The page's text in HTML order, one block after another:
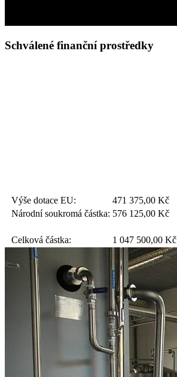
Schválené finanční prostředky
Výše dotace EU: 471 375,00 Kč
Národní soukromá částka: 576 125,00 Kč
Celková částka: 1 047 500,00 Kč